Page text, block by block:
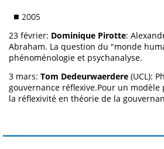
■ 2005
23 février: Dominique Pirotte:
Abraham. La question du "monde
phénoménologie et psychanalyse.
3 mars: Tom Dedeurwaerdere (UCL):
gouvernance réflexive.Pour un
la réflexivité en théorie de la